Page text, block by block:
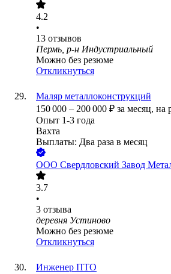
4.2
•
13 отзывов
Пермь, р-н Индустриальный
Можно без резюме
Откликнуться
Маляр металлоконструкций
150 000 – 200 000 ₽ за месяц, на
Опыт 1-3 года
Вахта
Выплаты: Два раза в месяц
ООО Свердловский Завод
3.7
•
3 отзыва
деревня Устиново
Можно без резюме
Откликнуться
Инженер ПТО